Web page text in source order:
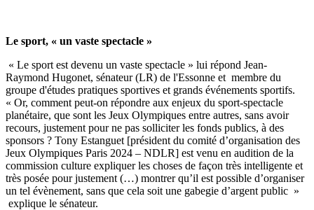
Le sport, « un vaste spectacle »
« Le sport est devenu un vaste spectacle » lui répond Jean-
Raymond Hugonet, sénateur (LR) de l'Essonne et membre du
groupe d'études pratiques sportives et grands événements sportifs.
« Or, comment peut-on répondre aux enjeux du sport-spectacle
planétaire, que sont les Jeux Olympiques entre autres, sans avoir
recours, justement pour ne pas solliciter les fonds publics, à des
sponsors ? Tony Estanguet [président du comité d’organisation des
Jeux Olympiques Paris 2024 – NDLR] est venu en audition de la
commission culture expliquer les choses de façon très intelligente et
très posée pour justement (…) montrer qu’il est possible d’organiser
un tel évènement, sans que cela soit une gabegie d’argent public »
explique le sénateur.